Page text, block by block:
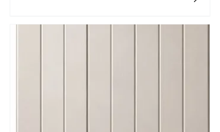
sklejka wodoodporna. Istotne jest, aby materiał miał